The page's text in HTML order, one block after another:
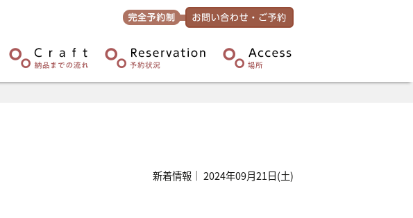
新着情報｜ 2024年09月21日(土)